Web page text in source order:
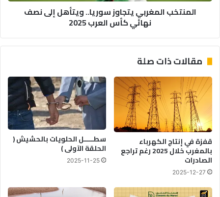
المنتخب المغربي يتجاوز سوريا.. ويتأهل إلى نصف
نهائي كأس العرب 2025
مقالات ذات صلة
قفزة في إنتاج الكهرباء
بالمغرب خلال 2025 رغم تراجع
الصادرات
2025-12-27
سطـــــل الحلويات بالحشيش (
الحلقة الآولى )
2025-11-25